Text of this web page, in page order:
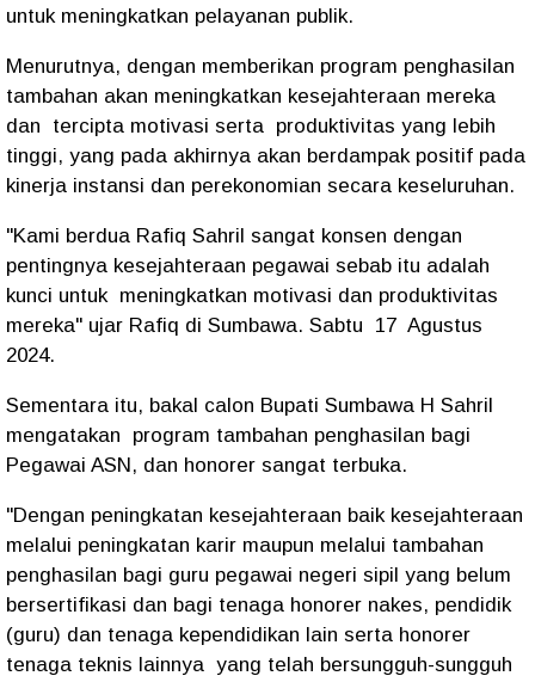
untuk meningkatkan pelayanan publik.
Menurutnya, dengan memberikan program penghasilan
tambahan akan meningkatkan kesejahteraan mereka
dan tercipta motivasi serta produktivitas yang lebih
tinggi, yang pada akhirnya akan berdampak positif pada
kinerja instansi dan perekonomian secara keseluruhan.
"Kami berdua Rafiq Sahril sangat konsen dengan
pentingnya kesejahteraan pegawai sebab itu adalah
kunci untuk meningkatkan motivasi dan produktivitas
mereka" ujar Rafiq di Sumbawa. Sabtu 17 Agustus
2024.
Sementara itu, bakal calon Bupati Sumbawa H Sahril
mengatakan program tambahan penghasilan bagi
Pegawai ASN, dan honorer sangat terbuka.
"Dengan peningkatan kesejahteraan baik kesejahteraan
melalui peningkatan karir maupun melalui tambahan
penghasilan bagi guru pegawai negeri sipil yang belum
bersertifikasi dan bagi tenaga honorer nakes, pendidik
(guru) dan tenaga kependidikan lain serta honorer
tenaga teknis lainnya yang telah bersungguh-sungguh